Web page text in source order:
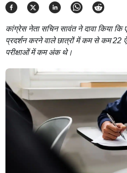
कांग्रेस नेता सचिन सावंत ने दावा किया कि
प्रदर्शन करने वाले छात्रों में कम से कम 22
परीक्षाओं में कम अंक थे।